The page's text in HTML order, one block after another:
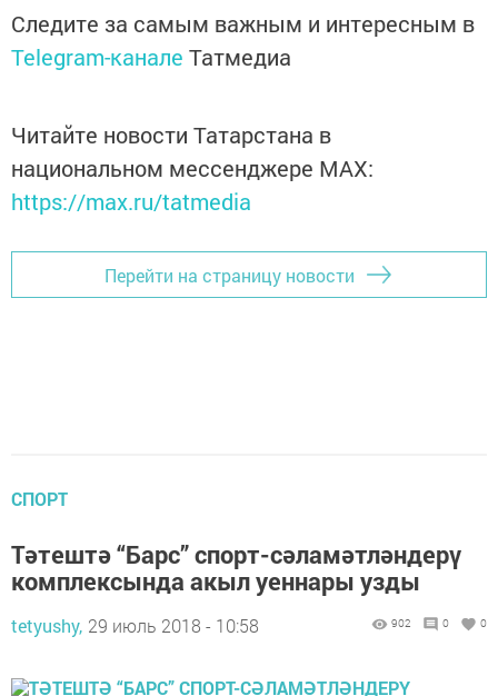
Следите за самым важным и интересным в
Telegram-канале Татмедиа
Читайте новости Татарстана в
национальном мессенджере MАХ:
https://max.ru/tatmedia
Перейти на страницу новости
СПОРТ
Тәтештә “Барс” спорт-сәламәтләндерү
комплексында акыл уеннары узды
tetyushy, 29 июль 2018 - 10:58 902 0 0